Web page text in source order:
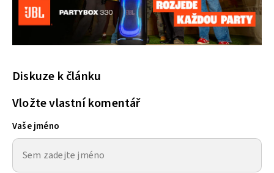
Diskuze k článku
Vložte vlastní komentář
Vaše jméno